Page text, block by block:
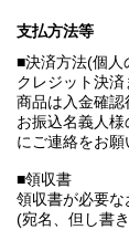
支払方法等
■決済方法(個人
クレジット決済
商品は入金確認
お振込名義人
にご連絡をお願
■領収書
領収書が必要な
(宛名、但し書